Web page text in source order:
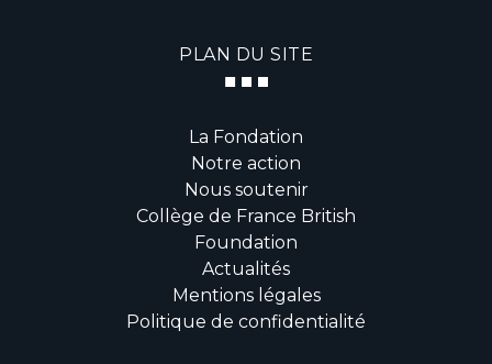
PLAN DU SITE
La Fondation
Notre action
Nous soutenir
Collège de France British
Foundation
Actualités
Mentions légales
Politique de confidentialité